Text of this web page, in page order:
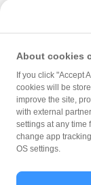
ウェブサイト利用規約
反社会的勢力に対する方
勧誘方針
マネロン等基本方針
カスタマーハラスメン
About cookies
If you click "Accept
cookies will be
improve the site,
with external
settings at any time
change app
OS settings.